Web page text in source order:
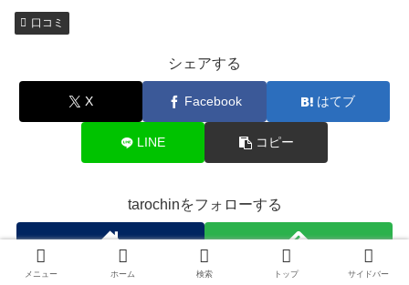
口コミ
シェアする
X Facebook はてブ
LINE コピー
tarochinをフォローする
メニュー ホーム 検索 トップ サイドバー